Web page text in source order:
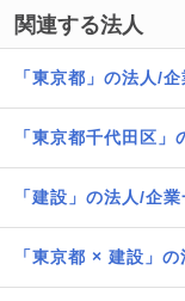
関連する法人
「東京都」の法人/
「東京都千代田区
「建設」の法人/企
「東京都 × 建設」